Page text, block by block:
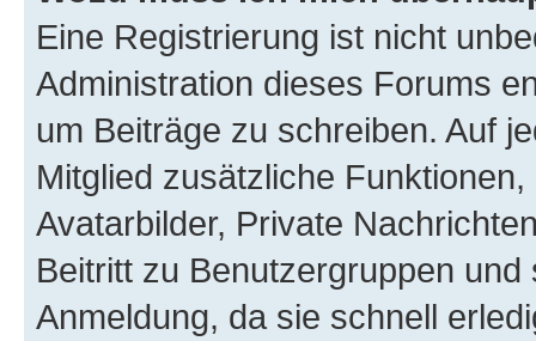
Eine Registrierung ist nicht
Administration dieses Forums
um Beiträge zu schreiben. Auf
Mitglied zusätzliche
Avatarbilder, Private
Beitritt zu Benutzergruppen
Anmeldung, da sie schnell